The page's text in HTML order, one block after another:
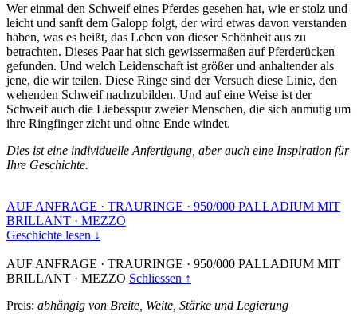
Wer einmal den Schweif eines Pferdes gesehen hat, wie er stolz und
leicht und sanft dem Galopp folgt, der wird etwas davon verstanden
haben, was es heißt, das Leben von dieser Schönheit aus zu
betrachten. Dieses Paar hat sich gewissermaßen auf Pferderücken
gefunden. Und welch Leidenschaft ist größer und anhaltender als
jene, die wir teilen. Diese Ringe sind der Versuch diese Linie, den
wehenden Schweif nachzubilden. Und auf eine Weise ist der
Schweif auch die Liebesspur zweier Menschen, die sich anmutig um
ihre Ringfinger zieht und ohne Ende windet.
Dies ist eine individuelle Anfertigung, aber auch eine Inspiration für
Ihre Geschichte.
AUF ANFRAGE · TRAURINGE · 950/000 PALLADIUM MIT
BRILLANT · MEZZO
Geschichte lesen ↓
AUF ANFRAGE · TRAURINGE · 950/000 PALLADIUM MIT
BRILLANT · MEZZO Schliessen ↑
Preis: abhängig von Breite, Weite, Stärke und Legierung